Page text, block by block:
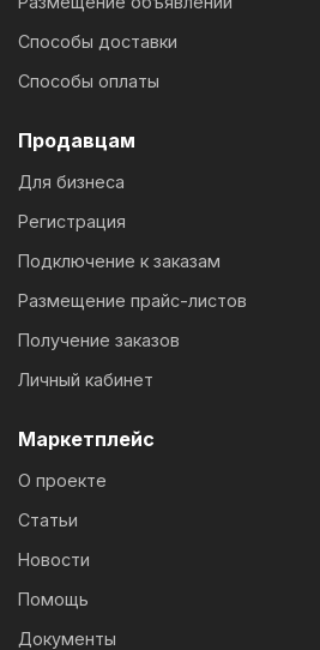
Способы доставки
Способы оплаты
Продавцам
Для бизнеса
Регистрация
Подключение к заказам
Размещение прайс-листов
Получение заказов
Личный кабинет
Маркетплейс
О проекте
Статьи
Новости
Помощь
Документы